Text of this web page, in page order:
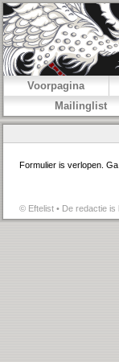
Voorpagina
Mailinglist
Formulier is verlopen.
© Eftelist • De redactie is